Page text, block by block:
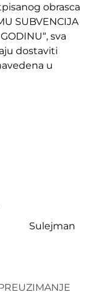
obrasca
SUBVENCIJA
sva
dostaviti
u